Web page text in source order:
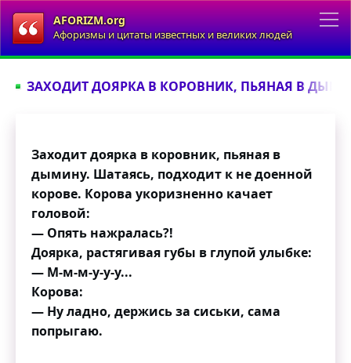
AFORIZM.org
Афоризмы и цитаты известных и великих людей
ЗАХОДИТ ДОЯРКА В КОРОВНИК, ПЬЯНАЯ В
Заходит доярка в коровник, пьяная в
дымину. Шатаясь, подходит к не доенной
корове. Корова укоризненно качает
головой:
— Опять нажралась?!
Доярка, растягивая губы в глупой улыбке:
— М-м-м-у-у-у...
Корова:
— Ну ладно, держись за сиськи, сама
попрыгаю.